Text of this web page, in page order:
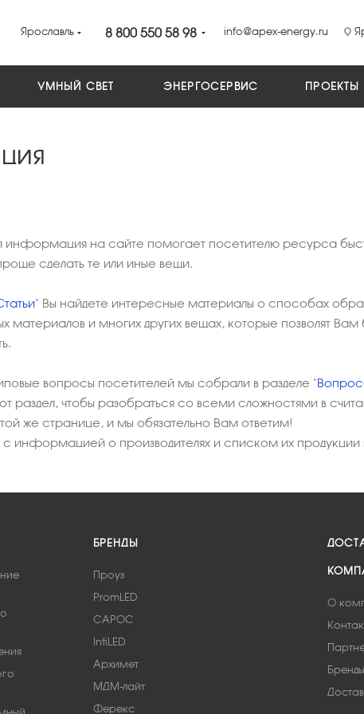
Ярославль 8 800 550 58 98 info@apex-energy.ru
УМНЫЙ СВЕТ ЭНЕРГОСЕРВИС ПРОЕКТЫ
информация на сайте помогает посетителю ресурса
сделать те или иные вещи.
" Вы найдете интересные материалы о способах
материалов и многих других вещах, которые позволят
вопросы посетителей мы собрали в разделе "
раздел, чтобы разобраться со всеми сложностями в
же странице, и мы обязательно Вам ответим!
информацией о производителях и списком их
БРЕНДЫ
Проуз
PromLED
САРОС
IntiLED
Архимет
МДМ-лайт
Ферекс
О
Бренды